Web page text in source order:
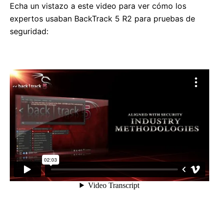
Echa un vistazo a este video para ver cómo los
expertos usaban BackTrack 5 R2 para pruebas de
seguridad: